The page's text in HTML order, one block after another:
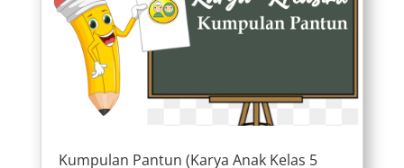
Kumpulan Pantun (Karya Anak Kelas 5